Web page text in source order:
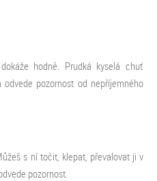
hodně. Prudká kyselá chuť
pozornost od nepříjemného
s ní točit, klepat, převalovat ji v
pozornost.